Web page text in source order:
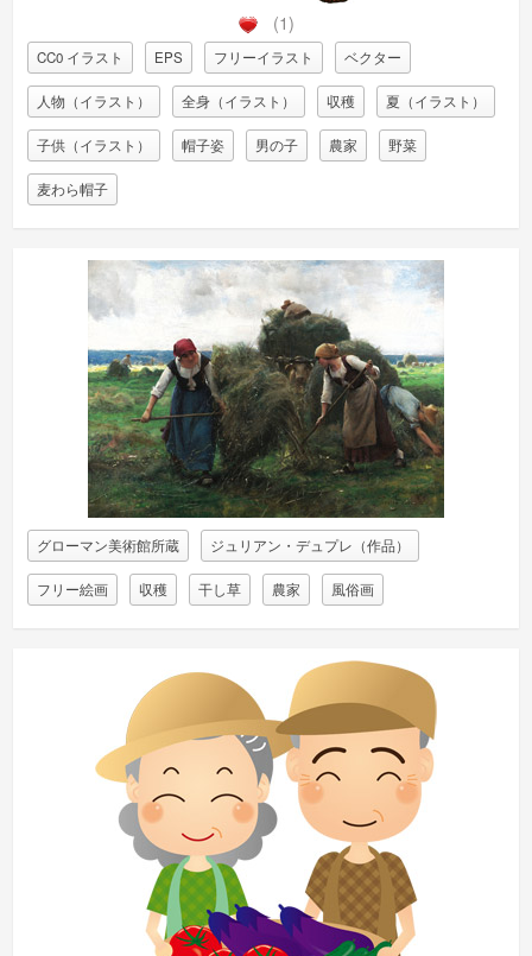
(1)
CC0 イラスト EPS フリーイラスト ベクター
人物（イラスト） 全身（イラスト） 収穫 夏（イラスト）
子供（イラスト） 帽子姿 男の子 農家 野菜
麦わら帽子
グローマン美術館所蔵 ジュリアン・デュプレ（作品）
フリー絵画 収穫 干し草 農家 風俗画